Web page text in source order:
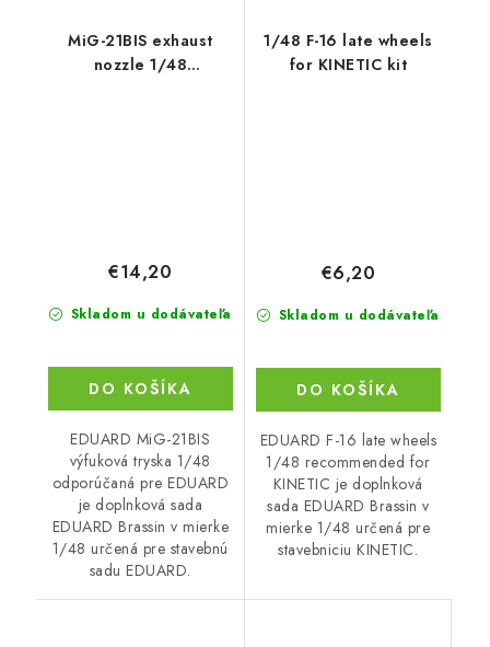
MiG-21BIS exhaust
nozzle 1/48
Skladom u dodávateľa
€14,20
DO KOŠÍKA
EDUARD MiG-21BIS
výfuková tryska 1/48
odporúčaná pre EDUARD
je doplnková sada
EDUARD Brassin v mierke
1/48 určená pre stavebnú
sadu EDUARD.
1/48 F-16 late wheels
for KINETIC kit
Skladom u dodávateľa
€6,20
DO KOŠÍKA
EDUARD F-16 late wheels
1/48 recommended for
KINETIC je doplnková
sada EDUARD Brassin v
mierke 1/48 určená pre
stavebniciu KINETIC.